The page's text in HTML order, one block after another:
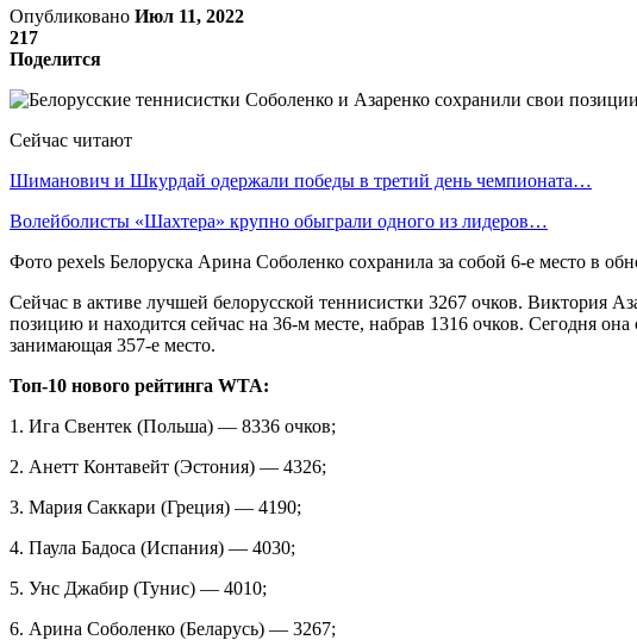
Опубликовано Июл 11, 2022
217
Поделится
Сейчас читают
Шиманович и Шкурдай одержали победы в третий день чемпионата…
Волейболисты «Шахтера» крупно обыграли одного из лидеров…
Фото pexels Белоруска Арина Соболенко сохранила за собой 6-е место в
Сейчас в активе лучшей белорусской теннисистки 3267 очков. Виктория
позицию и находится сейчас на 36-м месте, набрав 1316 очков. Сегодня
занимающая 357-е место.
Топ-10 нового рейтинга WTA:
1. Ига Свентек (Польша) — 8336 очков;
2. Анетт Контавейт (Эстония) — 4326;
3. Мария Саккари (Греция) — 4190;
4. Паула Бадоса (Испания) — 4030;
5. Унс Джабир (Тунис) — 4010;
6. Арина Соболенко (Беларусь) — 3267;